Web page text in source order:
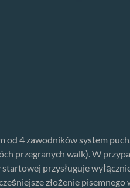
od 4 zawodników system
przegranych walk). W
przysługuje
złożenie pisemnego